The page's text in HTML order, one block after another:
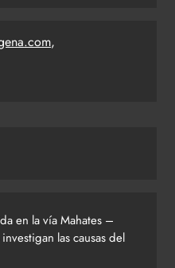
,
en la vía Mahates –
las causas del